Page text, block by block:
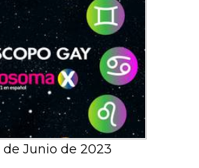
de Junio de 2023